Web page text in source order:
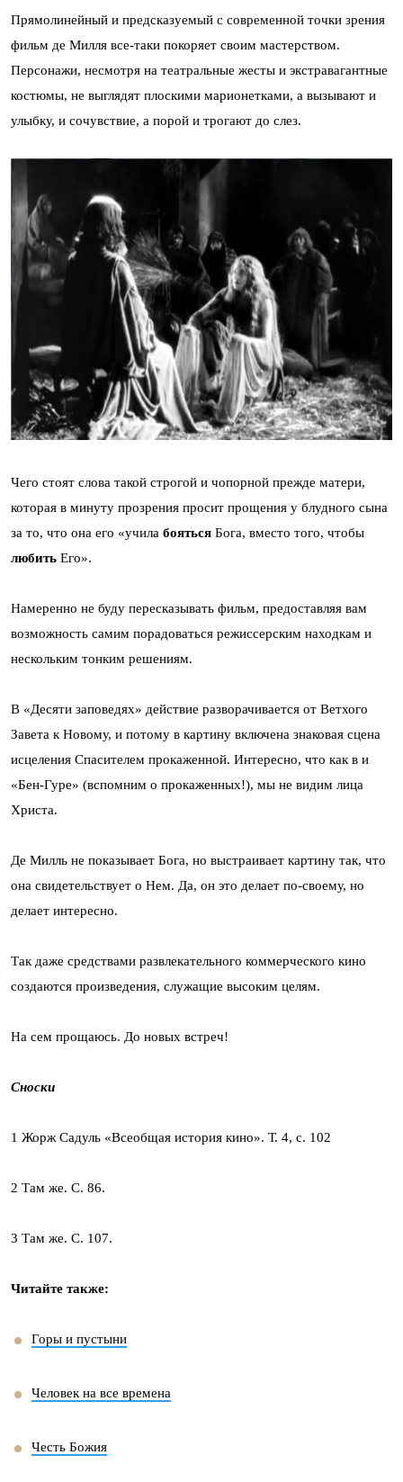
Прямолинейный и предсказуемый с современной точки зрения
фильм де Милля все-таки покоряет своим мастерством.
Персонажи, несмотря на театральные жесты и экстравагантные
костюмы, не выглядят плоскими марионетками, а вызывают и
улыбку, и сочувствие, а порой и трогают до слез.
Чего стоят слова такой строгой и чопорной прежде матери,
которая в минуту прозрения просит прощения у блудного сына
за то, что она его «учила бояться Бога, вместо того, чтобы
любить Его».
Намеренно не буду пересказывать фильм, предоставляя вам
возможность самим порадоваться режиссерским находкам и
нескольким тонким решениям.
В «Десяти заповедях» действие разворачивается от Ветхого
Завета к Новому, и потому в картину включена знаковая сцена
исцеления Спасителем прокаженной. Интересно, что как в и
«Бен-Гуре» (вспомним о прокаженных!), мы не видим лица
Христа.
Де Милль не показывает Бога, но выстраивает картину так, что
она свидетельствует о Нем. Да, он это делает по-своему, но
делает интересно.
Так даже средствами развлекательного коммерческого кино
создаются произведения, служащие высоким целям.
На сем прощаюсь. До новых встреч!
Сноски
1 Жорж Садуль «Всеобщая история кино». Т. 4, с. 102
2 Там же. С. 86.
3 Там же. С. 107.
Читайте также:
Горы и пустыни
Человек на все времена
Честь Божия